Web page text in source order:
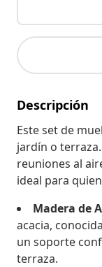
Descripción
Este set de
jardín o
reuniones al
ideal para
Madera de
acacia,
un soporte
terraza.